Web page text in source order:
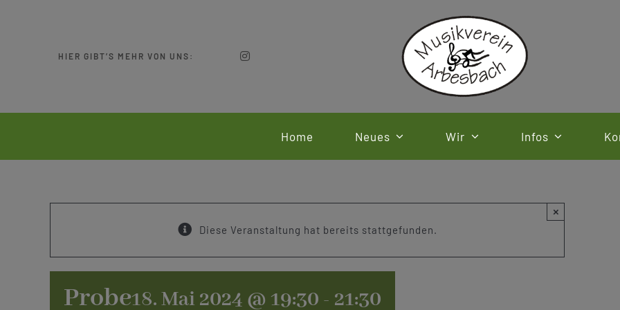
HIER GIBT’S MEHR VON UNS:
Home Neues Wir Infos
Diese Veranstaltung hat bereits stattgefunden.
×
Probe18. Mai 2024 @ 19:30 - 21:30